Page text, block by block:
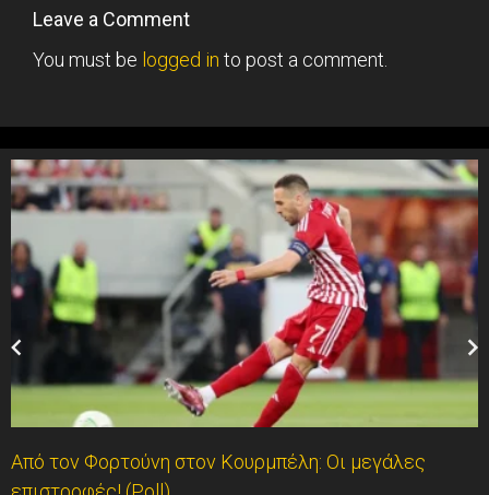
Leave a Comment
You must be logged in to post a comment.
Από τον Φορτούνη στον Κουρμπέλη: Οι μεγάλες